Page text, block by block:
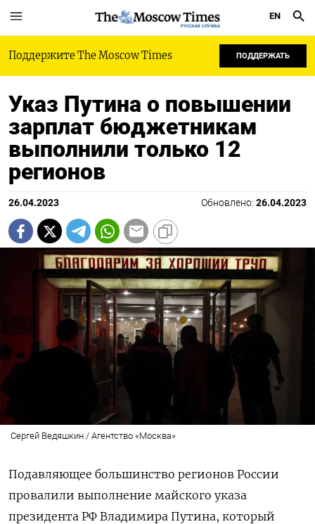
РУССКАЯ СЛУЖБА
EN
Поддержите The Moscow Times ПОДДЕРЖАТЬ
Указ Путина о повышении
зарплат бюджетникам
выполнили только 12
регионов
26.04.2023 Обновлено: 26.04.2023
Сергей Ведяшкин / Агентство «Москва»
Подавляющее большинство регионов России
провалили выполнение майского указа
президента РФ Владимира Путина, который